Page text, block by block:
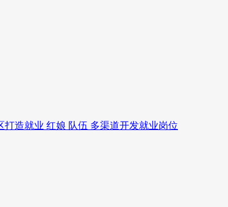
打造就业 红娘 队伍 多渠道开发就业岗位